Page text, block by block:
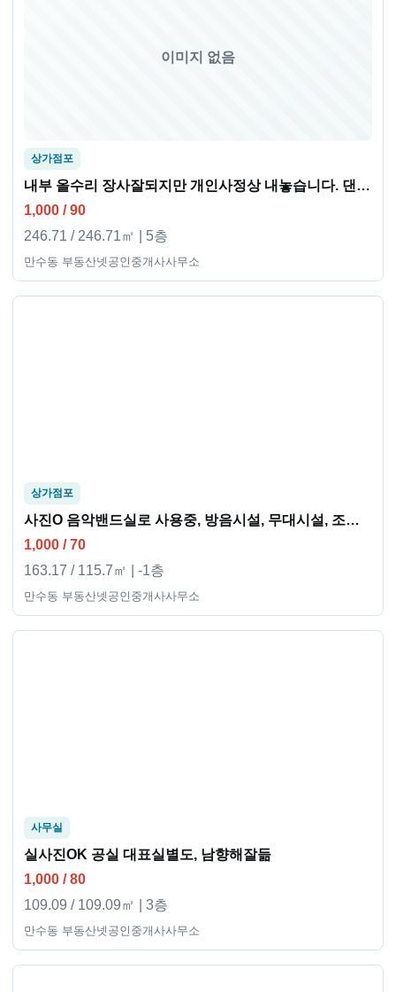
이미지 없음
상가점포
내부 올수리 장사잘되지만 개인사정상 내놓습니다. 댄스학원으로 추천
1,000 / 90
246.71 / 246.71㎡ | 5층
만수동 부동산넷공인중개사사무소
상가점포
사진O 음악밴드실로 사용중, 방음시설, 무대시설, 조명, 주방시설등등
1,000 / 70
163.17 / 115.7㎡ | -1층
만수동 부동산넷공인중개사사무소
사무실
실사진OK 공실 대표실별도, 남향해잘듦
1,000 / 80
109.09 / 109.09㎡ | 3층
만수동 부동산넷공인중개사사무소